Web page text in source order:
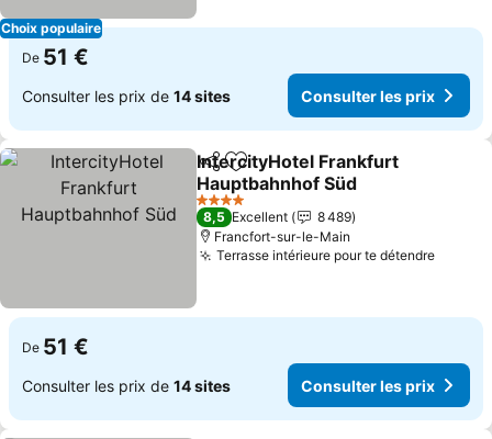
Choix populaire
De 51 €
Consulter les prix de 14 sites Consulter les prix
PartagerAjouter à mes favoris
IntercityHotel Frankfurt
Hauptbahnhof Süd
Consulter les prix
4 Étoiles
8,5 Excellent
8 489
Francfort-sur-le-Main
Terrasse intérieure pour te détendre
De 51 €
Consulter les prix de 14 sites Consulter les prix